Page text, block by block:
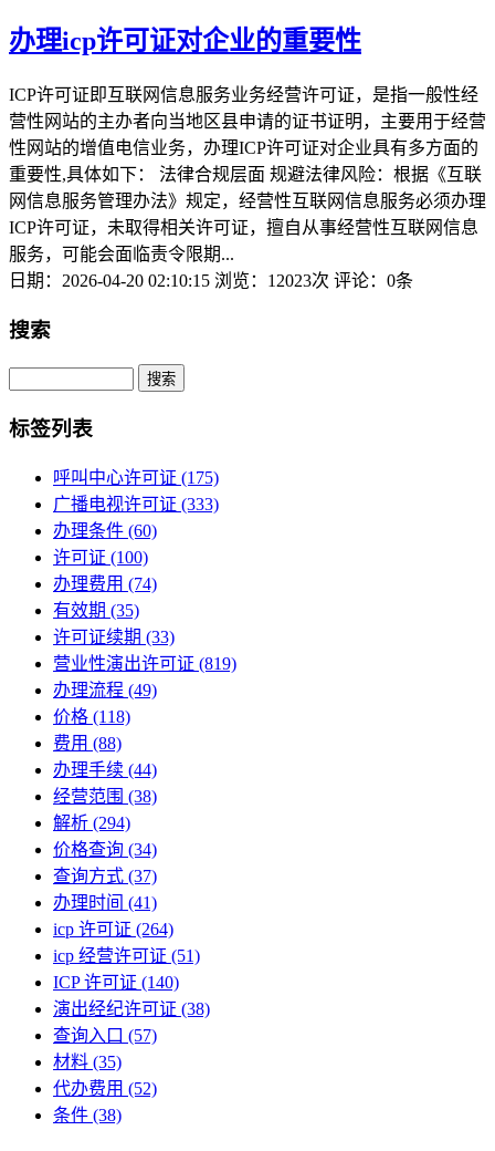
办理icp许可证对企业的重要性
ICP许可证即互联网信息服务业务经营许可证，是指一般性经
营性网站的主办者向当地区县申请的证书证明，主要用于经营
性网站的增值电信业务，办理ICP许可证对企业具有多方面的
重要性,具体如下： 法律合规层面 规避法律风险：根据《互联
网信息服务管理办法》规定，经营性互联网信息服务必须办理
ICP许可证，未取得相关许可证，擅自从事经营性互联网信息
服务，可能会面临责令限期...
日期：2026-04-20 02:10:15 浏览：12023次 评论：0条
搜索
Search
标签列表
呼叫中心许可证 (175)
广播电视许可证 (333)
办理条件 (60)
许可证 (100)
办理费用 (74)
有效期 (35)
许可证续期 (33)
营业性演出许可证 (819)
办理流程 (49)
价格 (118)
费用 (88)
办理手续 (44)
经营范围 (38)
解析 (294)
价格查询 (34)
查询方式 (37)
办理时间 (41)
icp 许可证 (264)
icp 经营许可证 (51)
ICP 许可证 (140)
演出经纪许可证 (38)
查询入口 (57)
材料 (35)
代办费用 (52)
条件 (38)